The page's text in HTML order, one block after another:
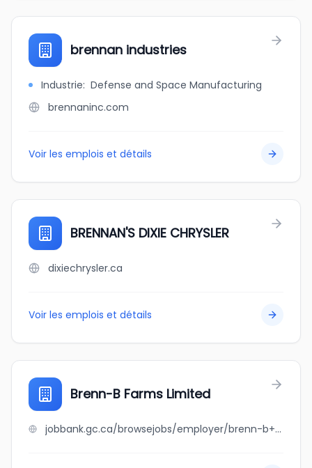
brennan industries
Industrie: Defense and Space Manufacturing
brennaninc.com
Voir les emplois et détails
BRENNAN'S DIXIE CHRYSLER
dixiechrysler.ca
Voir les emplois et détails
Brenn-B Farms Limited
jobbank.gc.ca/browsejobs/employer/brenn-b+farms+limited/ca